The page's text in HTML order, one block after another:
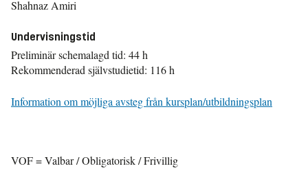
Shahnaz Amiri
Undervisningstid
Preliminär schemalagd tid: 44 h
Rekommenderad självstudietid: 116 h
Information om möjliga avsteg från kursplan/utbildningsplan
VOF = Valbar / Obligatorisk / Frivillig